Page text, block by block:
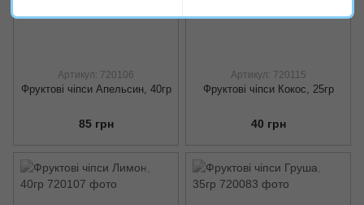
Артикул: 720106
Фруктові чіпси Апельсин, 40гр
85 грн
Артикул: 720115
Фруктові чіпси Кокос, 25гр
40 грн